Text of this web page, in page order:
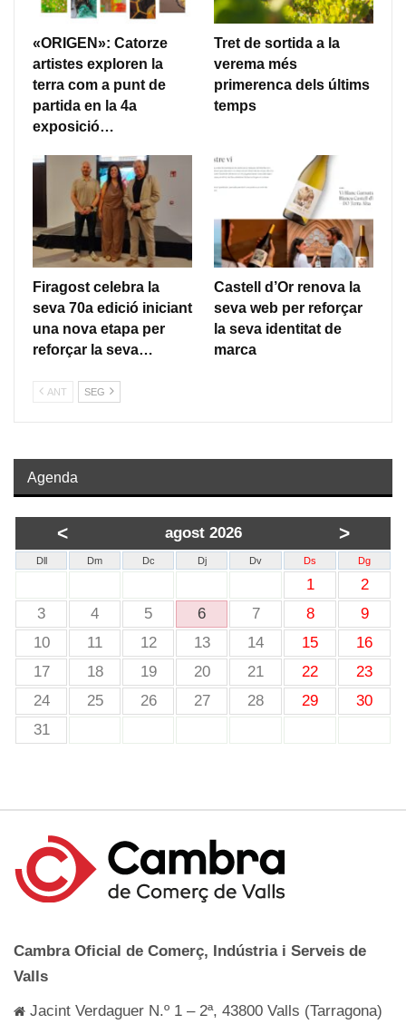
«ORIGEN»: Catorze
artistes exploren la
terra com a punt de
partida en la 4a
exposició…
Tret de sortida a la
verema més
primerenca dels últims
temps
Firagost celebra la
seva 70a edició iniciant
una nova etapa per
reforçar la seva…
Castell d’Or renova la
seva web per reforçar
la seva identitat de
marca
ANT SEG
Agenda
< agost 2026 >
Dll Dm Dc Dj Dv Ds Dg
1
2
3
4 5 6 7 8
9
10
11 12 13 14 15
16
17
18 19 20 21 22
23
24
25 26 27 28 29
30
31
Cambra Oficial de Comerç, Indústria i Serveis de
Valls
Jacint Verdaguer N.º 1 – 2ª, 43800 Valls (Tarragona)